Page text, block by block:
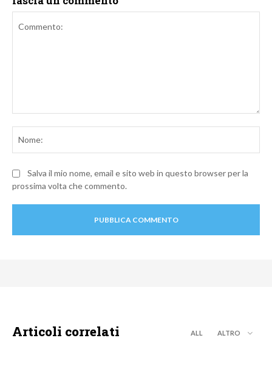
Salva il mio nome, email e sito web in questo browser per la
prossima volta che commento.
Articoli correlati ALL ALTRO